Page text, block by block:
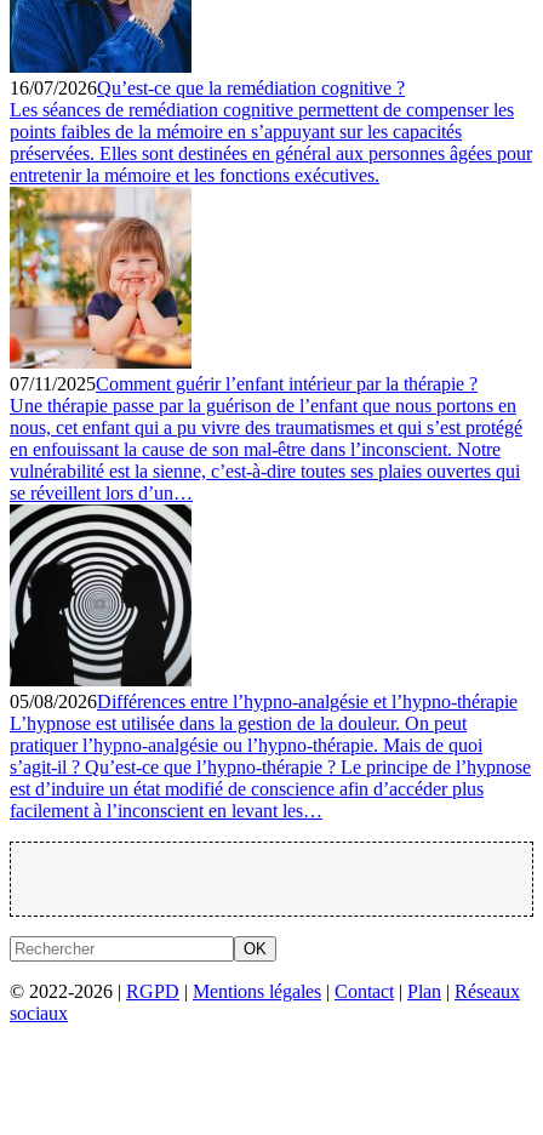
16/07/2026Qu’est-ce que la remédiation cognitive ?
Les séances de remédiation cognitive permettent de compenser les
points faibles de la mémoire en s’appuyant sur les capacités
préservées. Elles sont destinées en général aux personnes âgées pour
entretenir la mémoire et les fonctions exécutives.
07/11/2025Comment guérir l’enfant intérieur par la thérapie ?
Une thérapie passe par la guérison de l’enfant que nous portons en
nous, cet enfant qui a pu vivre des traumatismes et qui s’est protégé
en enfouissant la cause de son mal-être dans l’inconscient. Notre
vulnérabilité est la sienne, c’est-à-dire toutes ses plaies ouvertes qui
se réveillent lors d’un…
05/08/2026Différences entre l’hypno-analgésie et l’hypno-thérapie
L’hypnose est utilisée dans la gestion de la douleur. On peut
pratiquer l’hypno-analgésie ou l’hypno-thérapie. Mais de quoi
s’agit-il ? Qu’est-ce que l’hypno-thérapie ? Le principe de l’hypnose
est d’induire un état modifié de conscience afin d’accéder plus
facilement à l’inconscient en levant les…
OK
© 2022-2026 | RGPD | Mentions légales | Contact | Plan | Réseaux
sociaux